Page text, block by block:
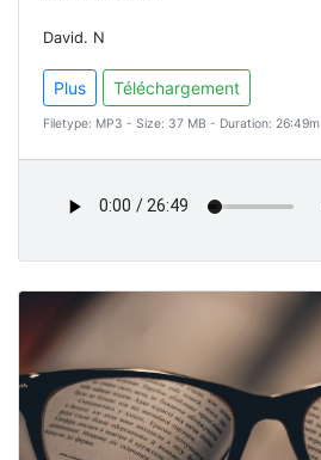
David. N
Plus Téléchargement
Filetype: MP3 - Size: 37 MB - Duration: